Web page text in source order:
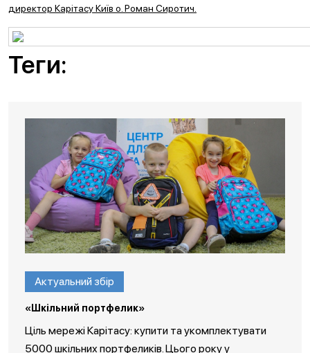
директор Карітасу Київ о. Роман Сиротич.
Теги:
Актуальний збір
«Шкільний портфелик»
Ціль мережі Карітасу: купити та укомплектувати
5000 шкільних портфеликів. Цього року у